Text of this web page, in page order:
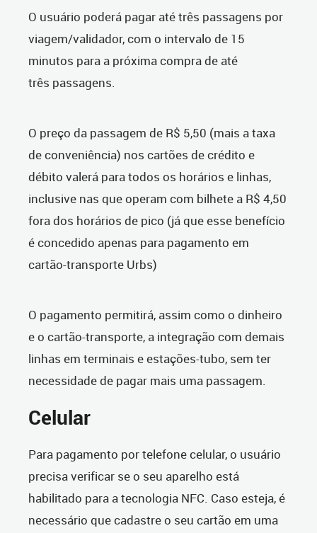
O usuário poderá pagar até três passagens por
viagem/validador, com o intervalo de 15
minutos para a próxima compra de até
três passagens.
O preço da passagem de R$ 5,50 (mais a taxa
de conveniência) nos cartões de crédito e
débito valerá para todos os horários e linhas,
inclusive nas que operam com bilhete a R$ 4,50
fora dos horários de pico (já que esse benefício
é concedido apenas para pagamento em
cartão-transporte Urbs)
O pagamento permitirá, assim como o dinheiro
e o cartão-transporte, a integração com demais
linhas em terminais e estações-tubo, sem ter
necessidade de pagar mais uma passagem.
Celular
Para pagamento por telefone celular, o usuário
precisa verificar se o seu aparelho está
habilitado para a tecnologia NFC. Caso esteja, é
necessário que cadastre o seu cartão em uma